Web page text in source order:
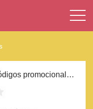
Descuentos y códigos promocionales Toysrus 2023